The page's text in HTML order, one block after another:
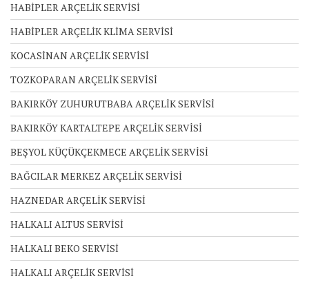
HABİPLER ARÇELİK SERVİSİ
HABİPLER ARÇELİK KLİMA SERVİSİ
KOCASİNAN ARÇELİK SERVİSİ
TOZKOPARAN ARÇELİK SERVİSİ
BAKIRKÖY ZUHURUTBABA ARÇELİK SERVİSİ
BAKIRKÖY KARTALTEPE ARÇELİK SERVİSİ
BEŞYOL KÜÇÜKÇEKMECE ARÇELİK SERVİSİ
BAĞCILAR MERKEZ ARÇELİK SERVİSİ
HAZNEDAR ARÇELİK SERVİSİ
HALKALI ALTUS SERVİSİ
HALKALI BEKO SERVİSİ
HALKALI ARÇELİK SERVİSİ